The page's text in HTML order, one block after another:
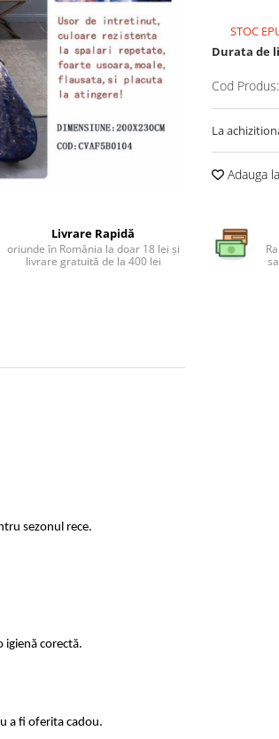
STOC
Durata de
Cod Produs:
La
Adauga
Livrare Rapidă
oriunde în România la doar 18 lei și
livrare gratuită de la 400 lei
sezonul rece.
igienă corectă.
a fi oferita cadou.